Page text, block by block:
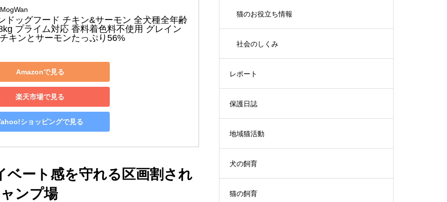
ドッグフード チキン&サーモン 全犬種全年齢
プライム対応 香料着色料不使用 グレイン
キンとサーモンたっぷり56%
Amazonで見る
楽天市場で見る
ショッピングで見る
ベート感を守れる区画割され
ンプ場
猫のお役立ち情報
社会のしくみ
レポート
保護日誌
地域猫活動
犬の飼育
猫の飼育